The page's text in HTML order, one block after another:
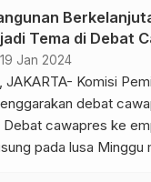
desa kehilangan
karena adanya faktor
tidak ada kegiatan
Revolusi Hijau
Tema di Debat
Jan 2024
JAKARTA- Komisi
debat
Debat cawapres ke
pada lusa Minggu